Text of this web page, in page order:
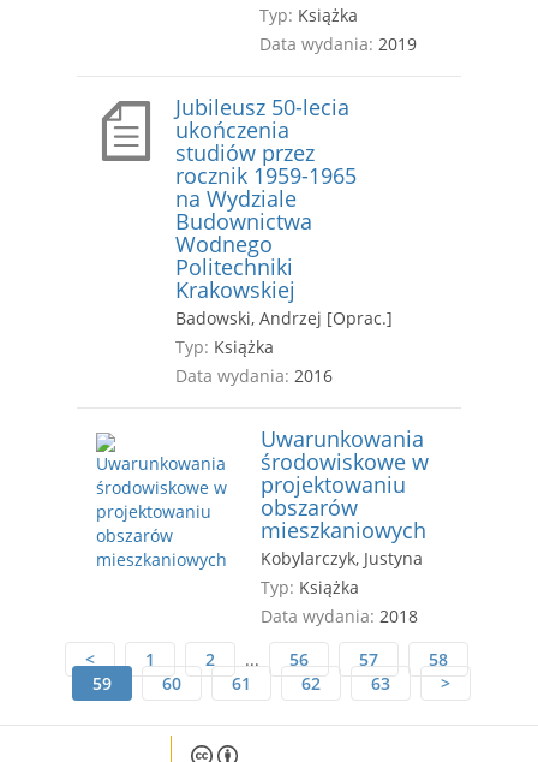
Typ: Książka
Data wydania: 2019
Jubileusz 50-lecia
ukończenia
studiów przez
rocznik 1959-1965
na Wydziale
Budownictwa
Wodnego
Politechniki
Krakowskiej
Badowski, Andrzej [Oprac.]
Typ: Książka
Data wydania: 2016
Uwarunkowania
środowiskowe w
projektowaniu
obszarów
mieszkaniowych
Kobylarczyk, Justyna
Typ: Książka
Data wydania: 2018
<
1 2 ... 56 57
58
59
60 61 62 63 >